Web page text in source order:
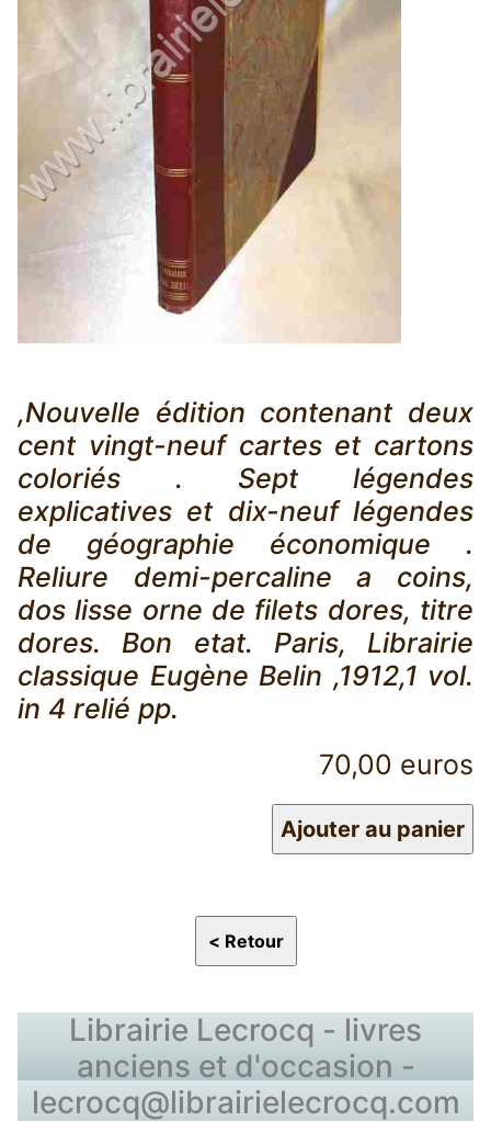
,Nouvelle édition contenant deux
cent vingt-neuf cartes et cartons
coloriés . Sept légendes
explicatives et dix-neuf légendes
de géographie économique .
Reliure demi-percaline a coins,
dos lisse orne de filets dores, titre
dores. Bon etat. Paris, Librairie
classique Eugène Belin ,1912,1 vol.
in 4 relié pp.
70,00 euros
Librairie Lecrocq - livres
anciens et d'occasion -
lecrocq@librairielecrocq.com